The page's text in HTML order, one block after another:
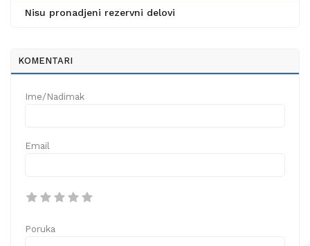
Nisu pronadjeni rezervni delovi
KOMENTARI
Ime/Nadimak
Email
Poruka